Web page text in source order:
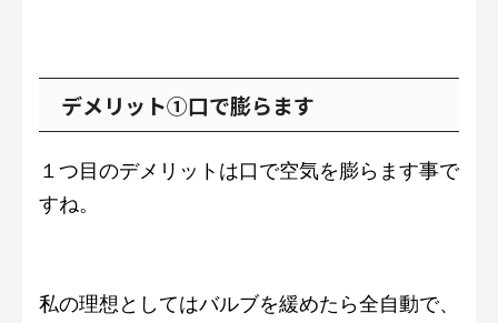
デメリット①口で膨らます
１つ目のデメリットは口で空気を膨らます事で
すね。
私の理想としてはバルブを緩めたら全自動で、